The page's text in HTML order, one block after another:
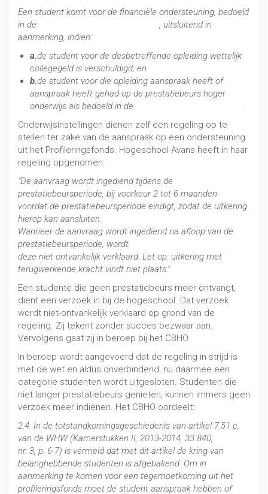
Een student komt voor de financiële ondersteuning, bedoeld
in de
, uitsluitend in
aanmerking, indien:
a.de student voor de desbetreffende opleiding wettelijk
collegegeld is verschuldigd; en
b.de student voor die opleiding aanspraak heeft of
aanspraak heeft gehad op de prestatiebeurs hoger
onderwijs als bedoeld in de
.
Onderwijsinstellingen dienen zelf een regeling op te
stellen ter zake van de aanspraak op een ondersteuning
uit het Profileringsfonds. Hogeschool Avans heeft in haar
regeling opgenomen:
"De aanvraag wordt ingediend tijdens de
prestatiebeursperiode, bij voorkeur 2 tot 6 maanden
voordat de prestatiebeursperiode eindigt, zodat de uitkering
hierop kan aansluiten.
Wanneer de aanvraag wordt ingediend na afloop van de
prestatiebeursperiode, wordt
deze niet ontvankelijk verklaard. Let op: uitkering met
terugwerkende kracht vindt niet plaats."
Een studente die geen prestatiebeurs meer ontvangt,
dient een verzoek in bij de hogeschool. Dat verzoek
wordt niet-ontvankelijk verklaard op grond van de
regeling. Zij tekent zonder succes bezwaar aan.
Vervolgens gaat zij in beroep bij het CBHO.
In beroep wordt aangevoerd dat de regeling in strijd is
met de wet en aldus onverbindend, nu daarmee een
categorie studenten wordt uitgesloten. Studenten die
niet langer prestatiebeurs genieten, kunnen immers geen
verzoek meer indienen. Het CBHO oordeelt:
2.4. In de totstandkomingsgeschiedenis van artikel 7.51 c,
van de WHW (Kamerstukken II, 2013-2014, 33 840,
nr. 3, p. 6-7) is vermeld dat met dit artikel de kring van
belanghebbende studenten is afgebakend. Om in
aanmerking te komen voor een tegemoetkoming uit het
profileringsfonds moet de student aanspraak hebben of